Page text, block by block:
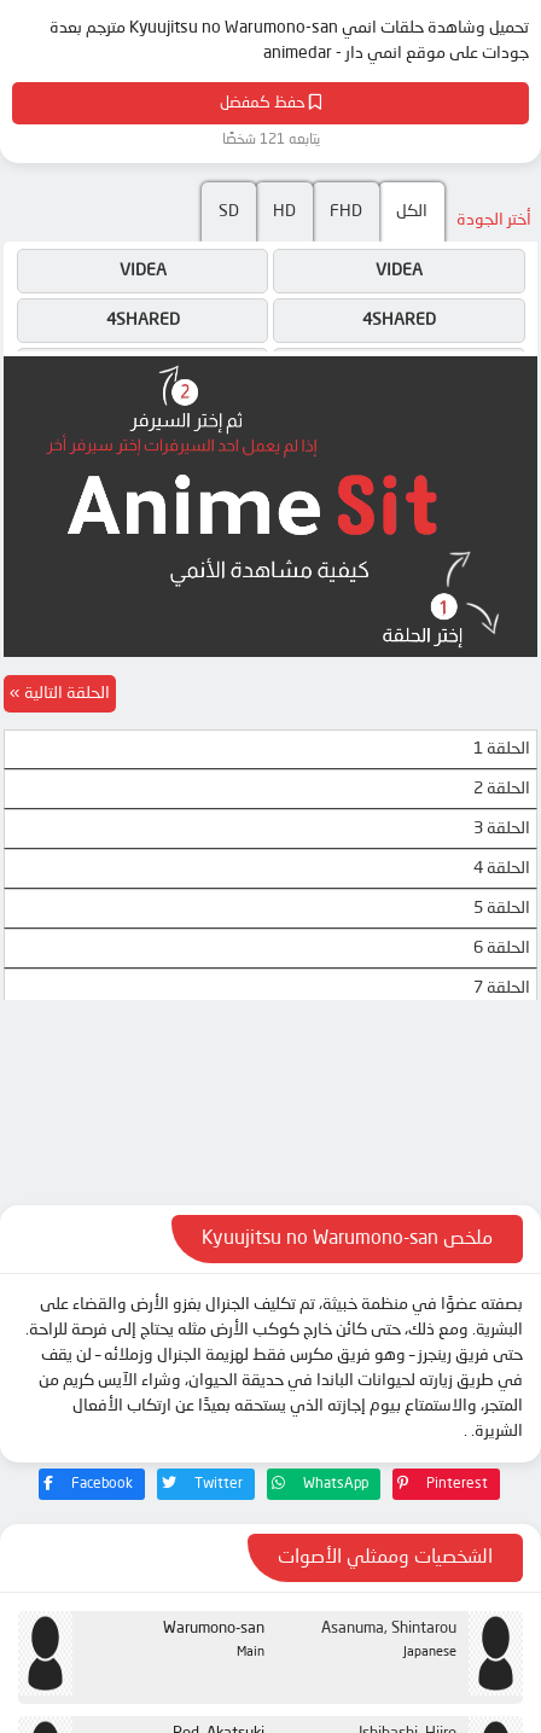
حفظ كمفضل
يتابعه 121 شخصًا
تحميل وشاهدة حلقات انمي Kyuujitsu no Warumono-san مترجم بعدة
جودات على موقع انمي دار - animedar
أختر الجودة الكل FHD
HD
SD
MP4UPLOAD
OK
VIDEA
VIDEA
4SHARED
4SHARED
DRIVE
الحلقة 1
الحلقة 2
الحلقة 3
الحلقة 4
الحلقة 5
الحلقة 6
الحلقة 7
الحلقة التالية
ملخص Kyuujitsu no Warumono-san
بصفته عضوًا في منظمة خبيثة، تم تكليف الجنرال بغزو الأرض والقضاء على
البشرية. ومع ذلك، حتى كائن خارج كوكب الأرض مثله يحتاج إلى فرصة للراحة.
حتى فريق رينجرز – وهو فريق مكرس فقط لهزيمة الجنرال وزملائه – لن يقف
في طريق زيارته لحيوانات الباندا في حديقة الحيوان، وشراء الآيس كريم من
المتجر، والاستمتاع بيوم إجازته الذي يستحقه بعيدًا عن ارتكاب الأفعال
الشريرة. .
Facebook Twitter WhatsApp Pinterest
الشخصيات وممثلي الأصوات
Warumono-san
Main
Asanuma, Shintarou
Japanese